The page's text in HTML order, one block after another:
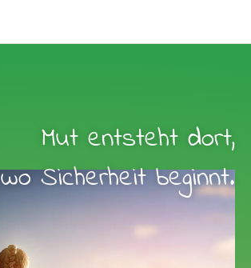
Mut entsteht dort,
wo Sicherheit beginnt.